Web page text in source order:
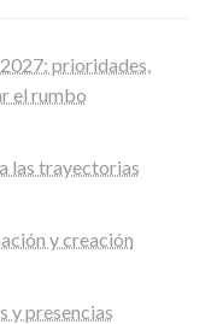
prioridades,
el rumbo
las trayectorias
y creación
y presencias